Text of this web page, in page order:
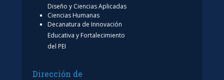
Diseño y Ciencias Aplicadas
Ciencias Humanas
Decanatura de Innovación
Educativa y Fortalecimiento
del PEI
Dirección de